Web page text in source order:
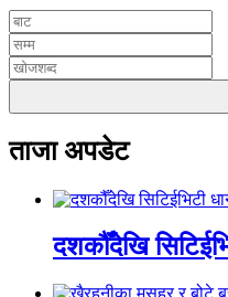
ताजा अपडेट
दशकौँदेखि